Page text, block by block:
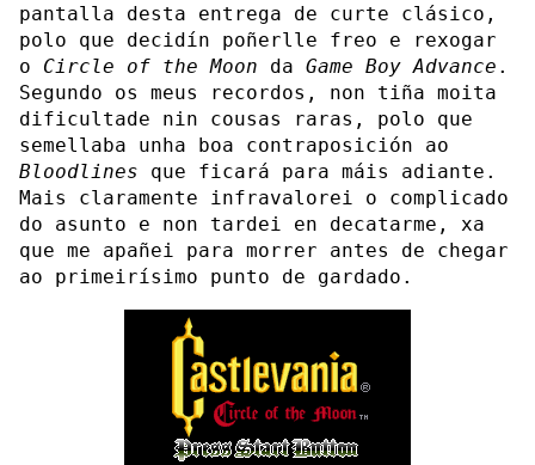
pantalla desta entrega de curte clásico,
polo que decidín poñerlle freo e rexogar
o Circle of the Moon da Game Boy Advance .
Segundo os meus recordos, non tiña moita
dificultade nin cousas raras, polo que
semellaba unha boa contraposición ao
Bloodlines que ficará para máis adiante.
Mais claramente infravalorei o complicado
do asunto e non tardei en decatarme, xa
que me apañei para morrer antes de chegar
ao primeirísimo punto de gardado.